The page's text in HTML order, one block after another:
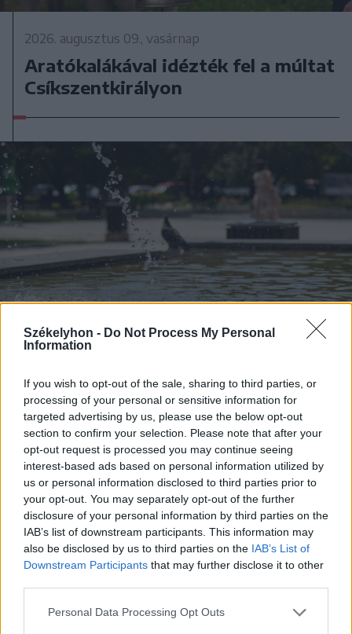
Székelyhon - Do Not Process My Personal
Information
If you wish to opt-out of the sale, sharing to third parties, or
processing of your personal or sensitive information for
targeted advertising by us, please use the below opt-out
section to confirm your selection. Please note that after your
opt-out request is processed you may continue seeing
interest-based ads based on personal information utilized by
us or personal information disclosed to third parties prior to
your opt-out. You may separately opt-out of the further
disclosure of your personal information by third parties on the
IAB’s list of downstream participants. This information may
also be disclosed by us to third parties on the IAB’s List of
Downstream Participants that may further disclose it to other
Personal Data Processing Opt Outs
2026. augusztus 09., vasárnap
Aratókalákával idézték fel a múltat
Csíkszentkirályon
2026. augusztus 09., vasárnap
A hétvégi felszusszanás után
hétfőtől ismét visszatér a kánikula